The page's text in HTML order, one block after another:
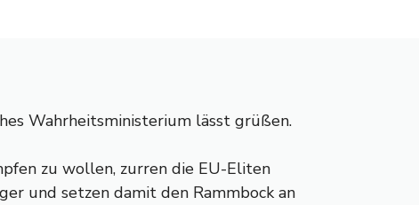
Wahrheitsministerium lässt grüßen.
zu wollen, zurren die EU-Eliten
und setzen damit den Rammbock an